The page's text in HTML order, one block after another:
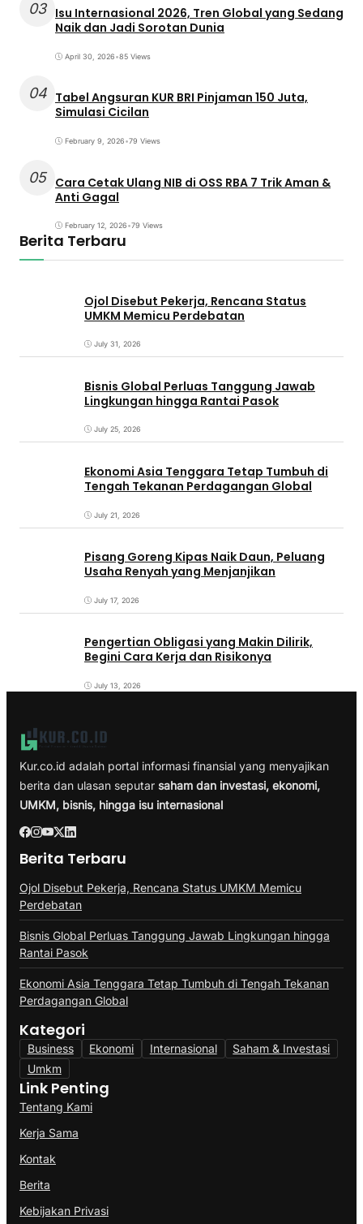
03 Isu Internasional 2026, Tren Global yang Sedang
Naik dan Jadi Sorotan Dunia
April 30, 2026•85 Views
04 Tabel Angsuran KUR BRI Pinjaman 150 Juta,
Simulasi Cicilan
February 9, 2026•79 Views
05 Cara Cetak Ulang NIB di OSS RBA 7 Trik Aman &
Anti Gagal
February 12, 2026•79 Views
Berita Terbaru
Ojol Disebut Pekerja, Rencana Status
UMKM Memicu Perdebatan
July 31, 2026
Bisnis Global Perluas Tanggung Jawab
Lingkungan hingga Rantai Pasok
July 25, 2026
Ekonomi Asia Tenggara Tetap Tumbuh di
Tengah Tekanan Perdagangan Global
July 21, 2026
Pisang Goreng Kipas Naik Daun, Peluang
Usaha Renyah yang Menjanjikan
July 17, 2026
Pengertian Obligasi yang Makin Dilirik,
Begini Cara Kerja dan Risikonya
July 13, 2026
Kur.co.id adalah portal informasi finansial yang menyajikan
berita dan ulasan seputar saham dan investasi, ekonomi,
UMKM, bisnis, hingga isu internasional
Berita Terbaru
Ojol Disebut Pekerja, Rencana Status UMKM Memicu
Perdebatan
Bisnis Global Perluas Tanggung Jawab Lingkungan hingga
Rantai Pasok
Ekonomi Asia Tenggara Tetap Tumbuh di Tengah Tekanan
Perdagangan Global
Kategori
Business Ekonomi Internasional
Saham & Investasi
Umkm
Link Penting
Tentang Kami
Kerja Sama
Kontak
Berita
Kebijakan Privasi